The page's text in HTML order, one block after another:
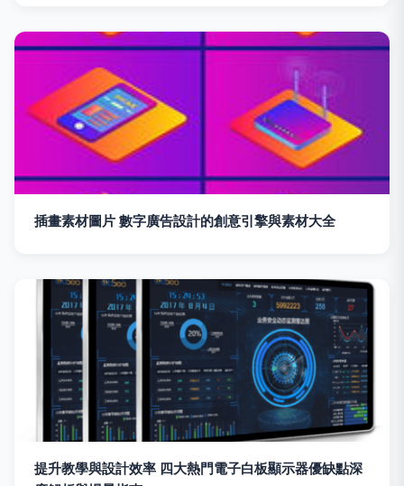
插畫素材圖片 數字廣告設計的創意引擎與素材大全
提升教學與設計效率 四大熱門電子白板顯示器優缺點深